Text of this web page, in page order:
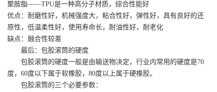
聚胺脂——TPU是一种高分子材质，综合性能好
优点：耐磨性好，机械强度大，粘合性好，弹性好，具有良好的还
原性，低温柔性好，使用寿命长，耐油性好，耐老化
缺点：融合性较差
最后：包胶滚筒的硬度
包胶滚筒的硬度一般是由输送物决定，行业内常用的硬度是70
度，60度以下属于软橡胶，80度以上属于硬橡胶。
包胶滚筒的三个必要参数：